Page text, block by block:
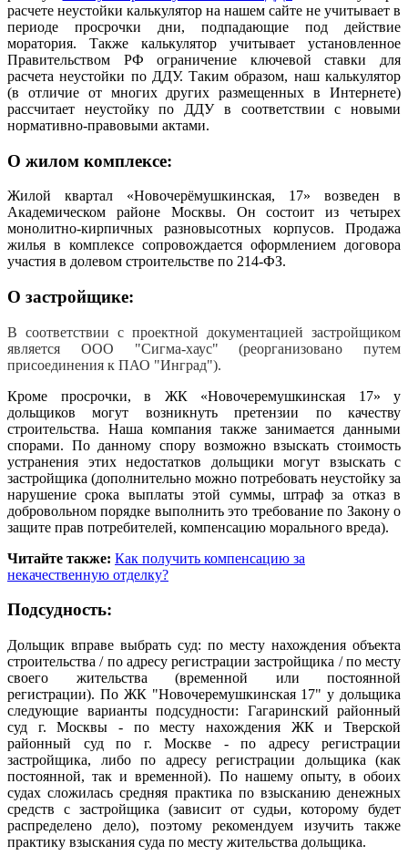
расчете неустойки калькулятор на нашем сайте не учитывает в
периоде просрочки дни, подпадающие под действие
моратория. Также калькулятор учитывает установленное
Правительством РФ ограничение ключевой ставки для
расчета неустойки по ДДУ. Таким образом, наш калькулятор
(в отличие от многих других размещенных в Интернете)
рассчитает неустойку по ДДУ в соответствии с новыми
нормативно-правовыми актами.
О жилом комплексе:
Жилой квартал «Новочерёмушкинская, 17» возведен в
Академическом районе Москвы. Он состоит из четырех
монолитно-кирпичных разновысотных корпусов. Продажа
жилья в комплексе сопровождается оформлением договора
участия в долевом строительстве по 214-ФЗ.
О застройщике:
В соответствии с проектной документацией застройщиком
является ООО "Сигма-хаус" (реорганизовано путем
присоединения к ПАО "Инград").
Кроме просрочки, в ЖК «Новочеремушкинская 17» у
дольщиков могут возникнуть претензии по качеству
строительства. Наша компания также занимается данными
спорами. По данному спору возможно взыскать стоимость
устранения этих недостатков дольщики могут взыскать с
застройщика (дополнительно можно потребовать неустойку за
нарушение срока выплаты этой суммы, штраф за отказ в
добровольном порядке выполнить это требование по Закону о
защите прав потребителей, компенсацию морального вреда).
Читайте также: Как получить компенсацию за
некачественную отделку?
Подсудность:
Дольщик вправе выбрать суд: по месту нахождения объекта
строительства / по адресу регистрации застройщика / по месту
своего жительства (временной или постоянной
регистрации). По ЖК "Новочеремушкинская 17" у дольщика
следующие варианты подсудности: Гагаринский районный
суд г. Москвы - по месту нахождения ЖК и Тверской
районный суд по г. Москве - по адресу регистрации
застройщика, либо по адресу регистрации дольщика (как
постоянной, так и временной). По нашему опыту, в обоих
судах сложилась средняя практика по взысканию денежных
средств с застройщика (зависит от судьи, которому будет
распределено дело), поэтому рекомендуем изучить также
практику взыскания суда по месту жительства дольщика.